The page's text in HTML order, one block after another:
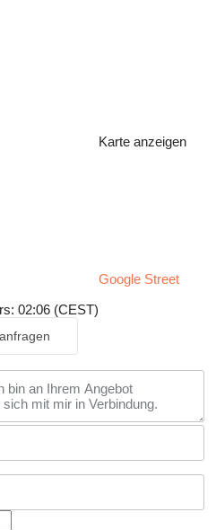
Karte anzeigen
Google Street
02:06 (CEST)